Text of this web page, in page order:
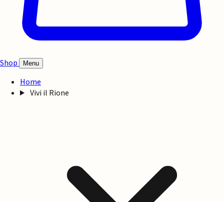
Shop Menu
Home
Vivi il Rione